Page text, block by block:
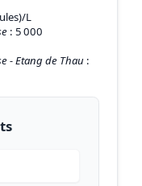
L
: 5 000
- Etang de Thau :